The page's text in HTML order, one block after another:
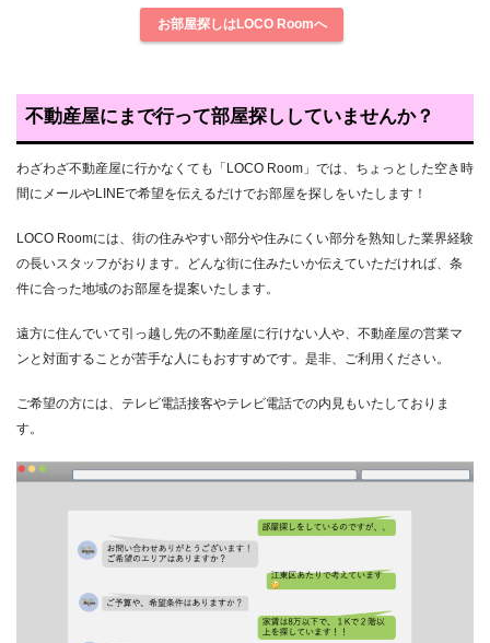
お部屋探しはLOCO Roomへ
不動産屋にまで行って部屋探ししていませんか？
わざわざ不動産屋に行かなくても「LOCO Room」では、ちょっとした空き時
間にメールやLINEで希望を伝えるだけでお部屋を探しをいたします！
LOCO Roomには、街の住みやすい部分や住みにくい部分を熟知した業界経験
の長いスタッフがおります。どんな街に住みたいか伝えていただければ、条
件に合った地域のお部屋を提案いたします。
遠方に住んでいて引っ越し先の不動産屋に行けない人や、不動産屋の営業マ
ンと対面することが苦手な人にもおすすめです。是非、ご利用ください。
ご希望の方には、テレビ電話接客やテレビ電話での内見もいたしておりま
す。